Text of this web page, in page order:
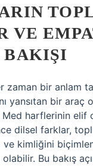
VE
zaman bir anlam
yansıtan bir araç
Med harflerinin elif
dilsel farklar,
ve kimliğini
Bu bakış